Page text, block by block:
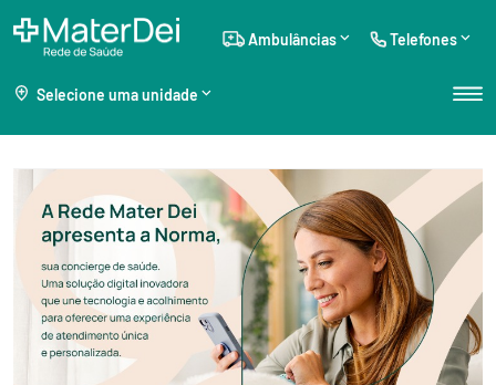
Telefones
Ambulâncias
Selecione uma unidade